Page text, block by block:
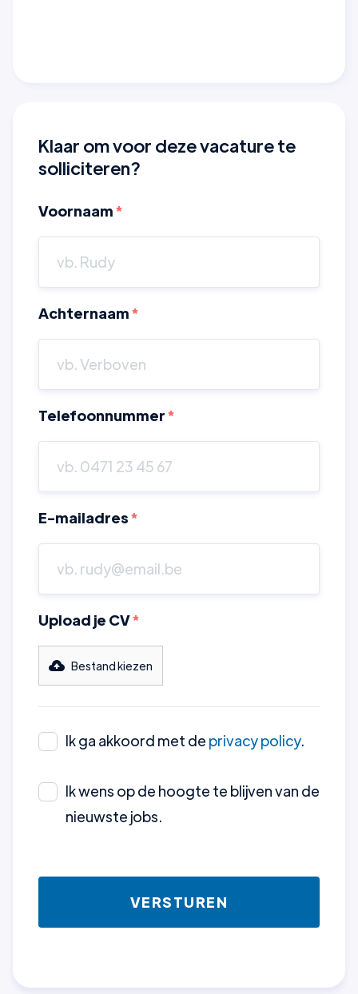
Klaar om voor deze vacature te
solliciteren?
Voornaam*
Achternaam*
Telefoonnummer*
E-mailadres*
Upload je CV*
Bestand kiezen
Ik ga akkoord met de privacy policy.
Ik wens op de hoogte te blijven van de
nieuwste jobs.